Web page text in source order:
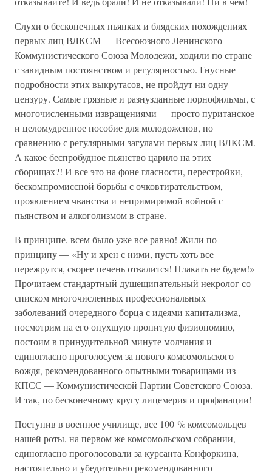
Слухи о бесконечных пьянках и блядских похождениях
первых лиц ВЛКСМ — Всесоюзного Ленинского
Коммунистического Союза Молодежи, ходили по стране
с завидным постоянством и регулярностью. Гнусные
подробности этих выкрутасов, не пройдут ни одну
цензуру. Самые грязные и разнузданные порнофильмы, с
многочисленными извращениями — просто пуританское
и целомудренное пособие для молодоженов, по
сравнению с регулярными загулами первых лиц ВЛКСМ.
А какое беспробудное пьянство царило на этих
сборищах?! И все это на фоне гласности, перестройки,
бескомпромиссной борьбы с очковтирательством,
проявлением чванства и непримиримой войной с
пьянством и алкоголизмом в стране.
В принципе, всем было уже все равно! Жили по
принципу — «Ну и хрен с ними, пусть хоть все
пережрутся, скорее печень отвалится! Плакать не будем!»
Прочитаем стандартный душещипательный некролог со
списком многочисленных профессиональных
заболеваний очередного борца с идеями капитализма,
посмотрим на его опухшую пропитую физиономию,
постоим в принудительной минуте молчания и
единогласно проголосуем за нового комсомольского
вождя, рекомендованного опытными товарищами из
КПСС — Коммунистической Партии Советского Союза.
И так, по бесконечному кругу лицемерия и профанации!
Поступив в военное училище, все 100 % комсомольцев
нашей роты, на первом же комсомольском собрании,
единогласно проголосовали за курсанта Конфоркина,
настоятельно и убедительно рекомендованного